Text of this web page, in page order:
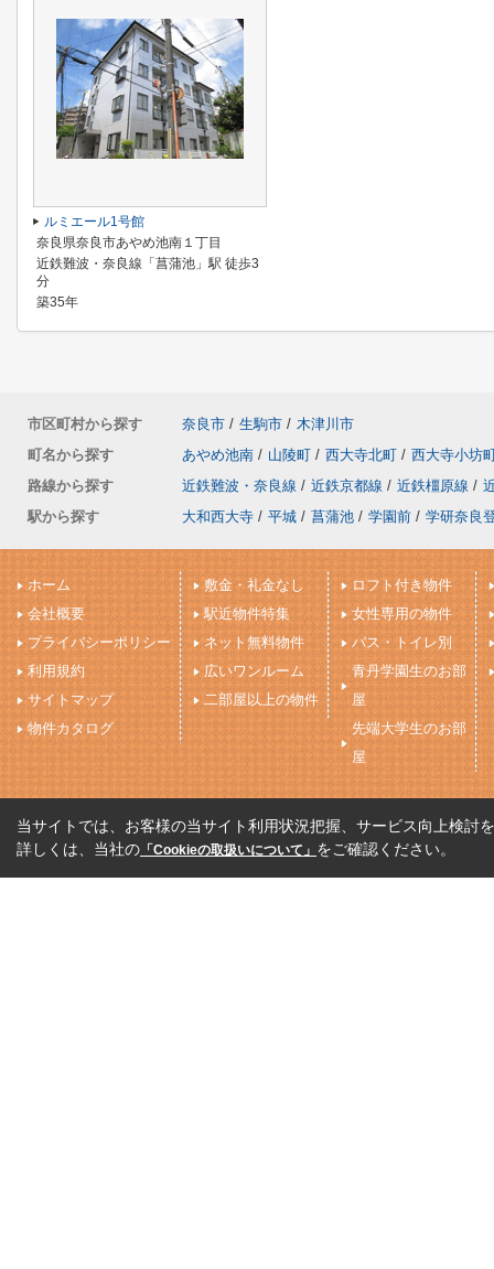
ルミエール1号館
奈良県奈良市あやめ池南１丁目
近鉄難波・奈良線「菖蒲池」駅 徒歩3
分
築35年
市区町村から探す 奈良市 / 生駒市 / 木津川市
町名から探す
あやめ池南 / 山陵町 / 西大寺北町 / 西大寺小坊
路線から探す
近鉄難波・奈良線 / 近鉄京都線 / 近鉄橿原線 /
駅から探す
大和西大寺 / 平城 / 菖蒲池 / 学園前 / 学研奈良
ホーム
会社概要
プライバシーポリシー
利用規約
サイトマップ
物件カタログ
敷金・礼金なし
駅近物件特集
ネット無料物件
広いワンルーム
二部屋以上の物件
ロフト付き物件
女性専用の物件
バス・トイレ別
青丹学園生のお部
屋
先端大学生のお部
屋
当サイトでは、お客様の当サイト利用状況把握、サービス向上検討
詳しくは、当社の 「Cookieの取扱いについて」 をご確認ください。